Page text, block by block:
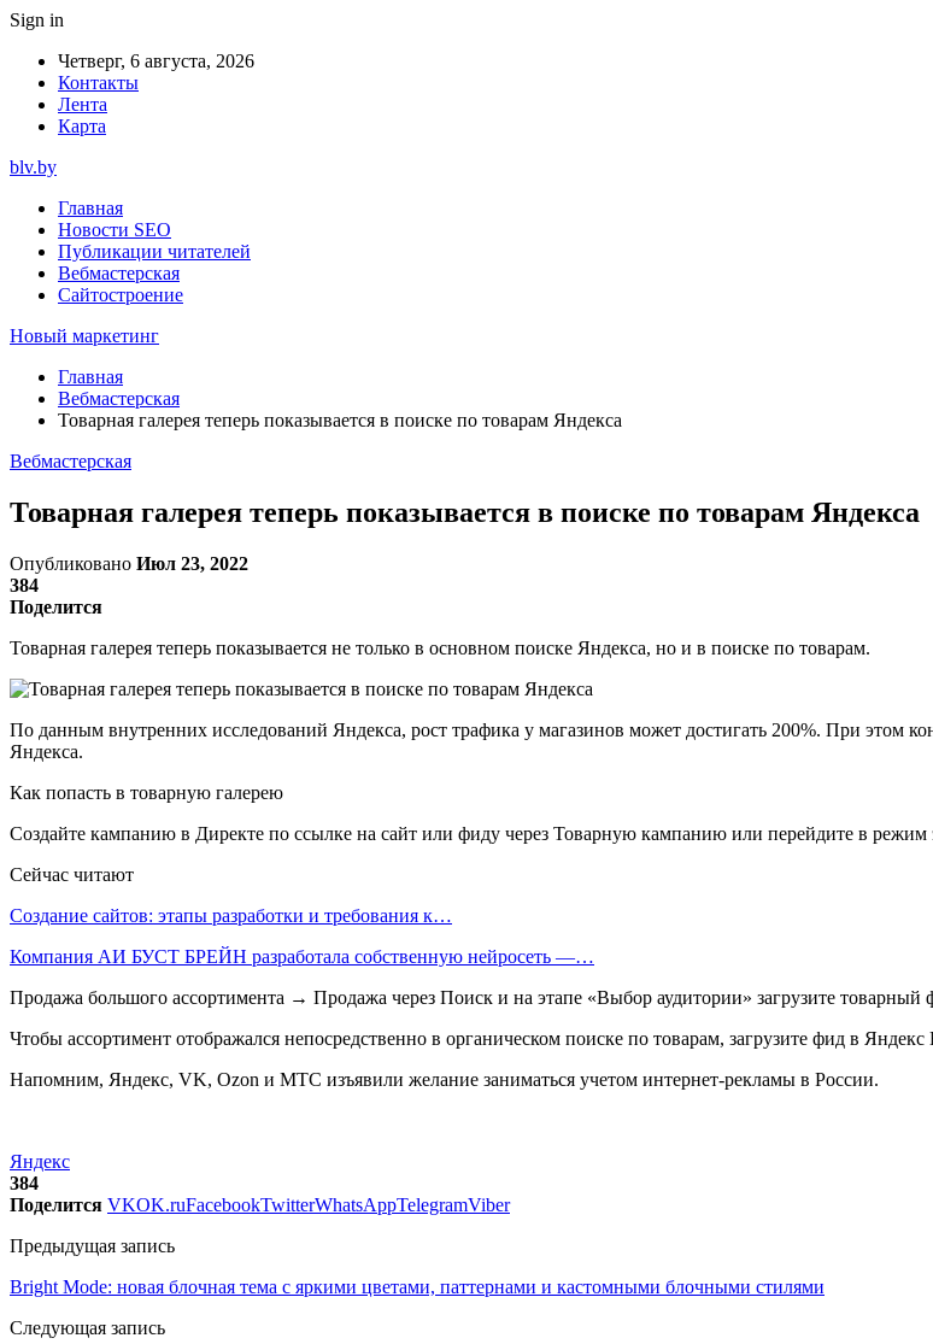
Sign in
Четверг, 6 августа, 2026
Контакты
Лента
Карта
blv.by
Главная
Новости SEO
Публикации читателей
Вебмастерская
Сайтостроение
Новый маркетинг
Главная
Вебмастерская
Товарная галерея теперь показывается в поиске по товарам Яндекса
Вебмастерская
Товарная галерея теперь показывается в поиске по товарам Яндекса
Опубликовано Июл 23, 2022
384
Поделится
Товарная галерея теперь показывается не только в основном поиске Яндекса, но и в поиске по товарам.
По данным внутренних исследований Яндекса, рост трафика у магазинов может достигать 200%. При этом
Яндекса.
Как попасть в товарную галерею
Создайте кампанию в Директе по ссылке на сайт или фиду через Товарную кампанию или перейдите в режим
Сейчас читают
Создание сайтов: этапы разработки и требования к…
Компания АИ БУСТ БРЕЙН разработала собственную нейросеть —…
Продажа большого ассортимента → Продажа через Поиск и на этапе «Выбор аудитории» загрузите товарный
Чтобы ассортимент отображался непосредственно в органическом поиске по товарам, загрузите фид в
Напомним, Яндекс, VK, Ozon и МТС изъявили желание заниматься учетом интернет-рекламы в России.
Яндекс
384
Поделится VKOK.ruFacebookTwitterWhatsAppTelegramViber
Предыдущая запись
Bright Mode: новая блочная тема с яркими цветами, паттернами и кастомными блочными стилями
Следующая запись